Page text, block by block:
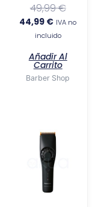
49,99€
44,99 € IVA no
incluido
Añadir Al
Carrito
Barber Shop